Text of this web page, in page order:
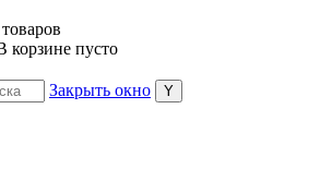
корзине пусто
Закрыть окно